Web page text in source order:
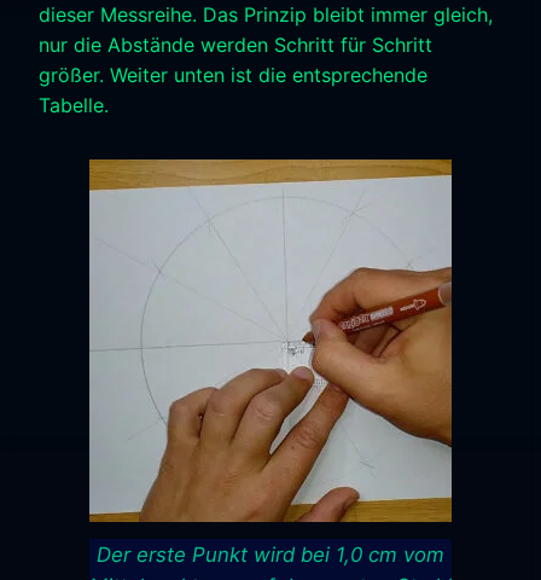
dieser Messreihe. Das Prinzip bleibt immer gleich,
nur die Abstände werden Schritt für Schritt
größer. Weiter unten ist die entsprechende
Tabelle.
Der erste Punkt wird bei 1,0 cm vom